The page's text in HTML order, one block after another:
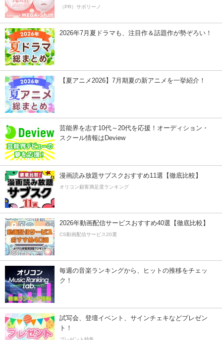
（PR）サボリーノ
2026年7月夏ドラマも、注目作＆話題作が勢ぞろい！
【夏アニメ2026】7月期夏の新アニメを一挙紹介！
芸能界を志す10代～20代を応援！オーディション・
スクール情報はDeview
漫画読み放題サブスクおすすめ11選【徹底比較】
オリコン顧客満足度ランキング
2026年動画配信サービスおすすめ40選【徹底比較】
CS動画配信サービス20選
毎週の音楽ランキングから、ヒットの推移をチェッ
ク！
試写会、登壇イベント、サインチェキなどプレゼン
ト！